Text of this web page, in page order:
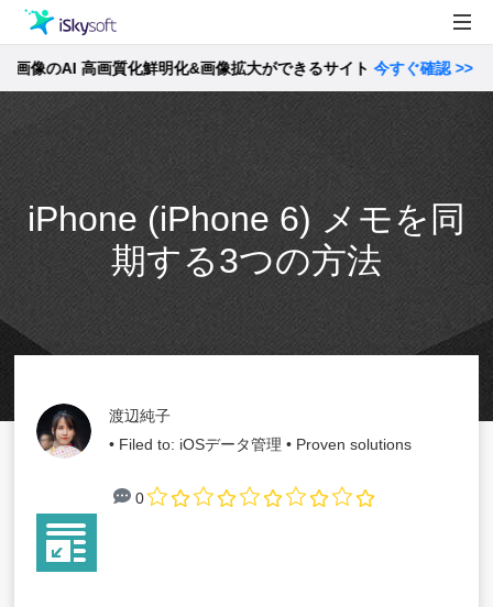
製品
Utility
製品活用事例
ストア
サポート
AI 高画質化鮮明化&画像拡大ができるサイト今すぐ確認 >>
iPhone (iPhone 6) メモを同
期する3つの方法
渡辺純子
• Filed to: iOSデータ管理 • Proven solutions
0